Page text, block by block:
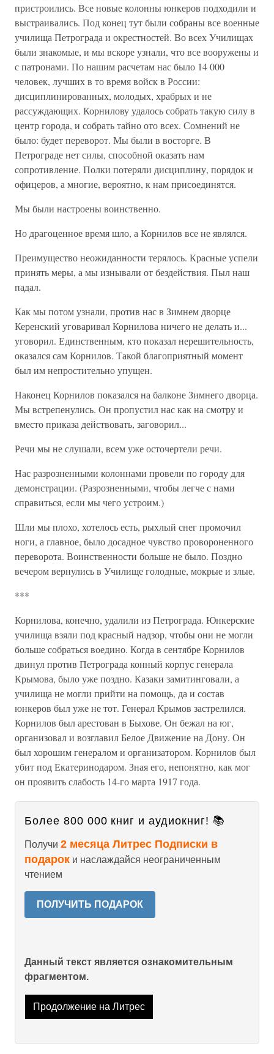
пристроились. Все новые колонны юнкеров подходили и
выстраивались. Под конец тут были собраны все военные
училища Петрограда и окрестностей. Во всех Училищах
были знакомые, и мы вскоре узнали, что все вооружены и
с патронами. По нашим расчетам нас было 14 000
человек, лучших в то время войск в России:
дисциплинированных, молодых, храбрых и не
рассуждающих. Корнилову удалось собрать такую силу в
центр города, и собрать тайно ото всех. Сомнений не
было: будет переворот. Мы были в восторге. В
Петрограде нет силы, способной оказать нам
сопротивление. Полки потеряли дисциплину, порядок и
офицеров, а многие, вероятно, к нам присоединятся.
Мы были настроены воинственно.
Но драгоценное время шло, а Корнилов все не являлся.
Преимущество неожиданности терялось. Красные успели
принять меры, а мы изнывали от бездействия. Пыл наш
падал.
Как мы потом узнали, против нас в Зимнем дворце
Керенский уговаривал Корнилова ничего не делать и...
уговорил. Единственным, кто показал нерешительность,
оказался сам Корнилов. Такой благоприятный момент
был им непростительно упущен.
Наконец Корнилов показался на балконе Зимнего дворца.
Мы встрепенулись. Он пропустил нас как на смотру и
вместо приказа действовать, заговорил...
Речи мы не слушали, всем уже осточертели речи.
Нас разрозненными колоннами провели по городу для
демонстрации. (Разрозненными, чтобы легче с нами
справиться, если мы чего устроим.)
Шли мы плохо, хотелось есть, рыхлый снег промочил
ноги, а главное, было досадное чувство провороненного
переворота. Воинственности больше не было. Поздно
вечером вернулись в Училище голодные, мокрые и злые.
***
Корнилова, конечно, удалили из Петрограда. Юнкерские
училища взяли под красный надзор, чтобы они не могли
больше собраться воедино. Когда в сентябре Корнилов
двинул против Петрограда конный корпус генерала
Крымова, было уже поздно. Казаки замитинговали, а
училища не могли прийти на помощь, да и состав
юнкеров был уже не тот. Генерал Крымов застрелился.
Корнилов был арестован в Быхове. Он бежал на юг,
организовал и возглавил Белое Движение на Дону. Он
был хорошим генералом и организатором. Корнилов был
убит под Екатеринодаром. Зная его, непонятно, как мог
он проявить слабость 14-го марта 1917 года.
Более 800 000 книг и аудиокниг! 📚
Получи 2 месяца Литрес Подписки в
подарок и наслаждайся неограниченным
чтением
ПОЛУЧИТЬ ПОДАРОК
Данный текст является ознакомительным
фрагментом.
Продолжение на Литрес